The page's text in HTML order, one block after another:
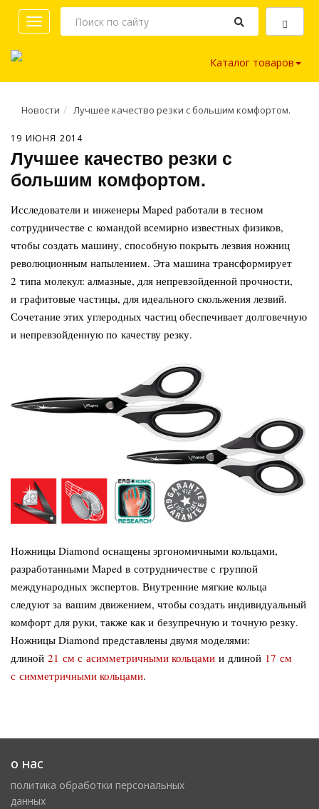
Toggle
navigation
Каталог товаров
Новости Лучшее качество резки с большим комфортом.
19 ИЮНЯ 2014
Лучшее качество резки с
большим комфортом.
Исследователи и инженеры Maped работали в тесном
сотрудничестве с командой всемирно известных физиков,
чтобы создать машину, способную покрыть лезвия ножниц
революционным напылением. Эта машина трансформирует
2 типа молекул: алмазные, для непревзойденной прочности,
и графитовые частицы, для идеального скольжения лезвий.
Сочетание этих углеродных частиц обеспечивает долговечную
и непревзойденную по качеству резку.
Ножницы Diamond оснащены эргономичными кольцами,
разработанными Maped в сотрудничестве с группой
международных экспертов. Внутренние мягкие кольца
следуют за вашим движением, чтобы создать индивидуальный
комфорт для руки, также как и безупречную и точную резку.
Ножницы Diamond представлены двумя моделями:
длиной 21 см с асимметричными кольцами и длиной 17 см
с симметричными кольцами.
о нас
политика обработки персональных
данных